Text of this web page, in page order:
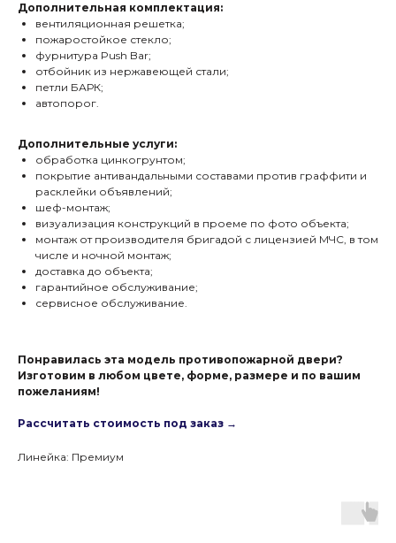
Дополнительная комплектация:
вентиляционная решетка;
пожаростойкое стекло;
фурнитура Push Bar;
отбойник из нержавеющей стали;
петли БАРК;
автопорог.
Дополнительные услуги:
обработка цинкогрунтом;
покрытие антивандальными составами против граффити и
расклейки объявлений;
шеф-монтаж;
визуализация конструкций в проеме по фото объекта;
монтаж от производителя бригадой с лицензией МЧС, в том
числе и ночной монтаж;
доставка до объекта;
гарантийное обслуживание;
сервисное обслуживание.
Понравилась эта модель противопожарной двери?
Изготовим в любом цвете, форме, размере и по вашим
пожеланиям!
Рассчитать стоимость под заказ →
Линейка: Премиум